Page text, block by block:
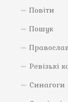
Повіти
Пошук
Ревізькі
Синагоги